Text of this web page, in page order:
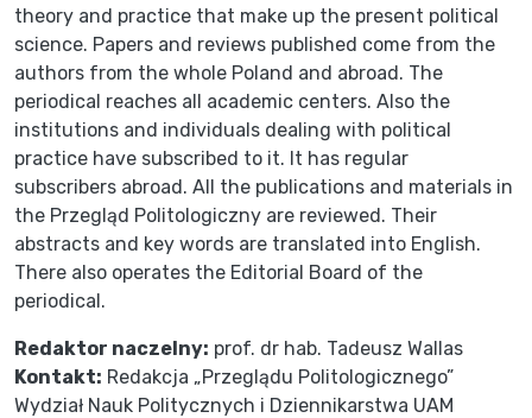
theory and practice that make up the present political
science. Papers and reviews published come from the
authors from the whole Poland and abroad. The
periodical reaches all academic centers. Also the
institutions and individuals dealing with political
practice have subscribed to it. It has regular
subscribers abroad. All the publications and materials in
the Przegląd Politologiczny are reviewed. Their
abstracts and key words are translated into English.
There also operates the Editorial Board of the
periodical.
Redaktor naczelny: prof. dr hab. Tadeusz Wallas
Kontakt: Redakcja „Przeglądu Politologicznego”
Wydział Nauk Politycznych i Dziennikarstwa UAM